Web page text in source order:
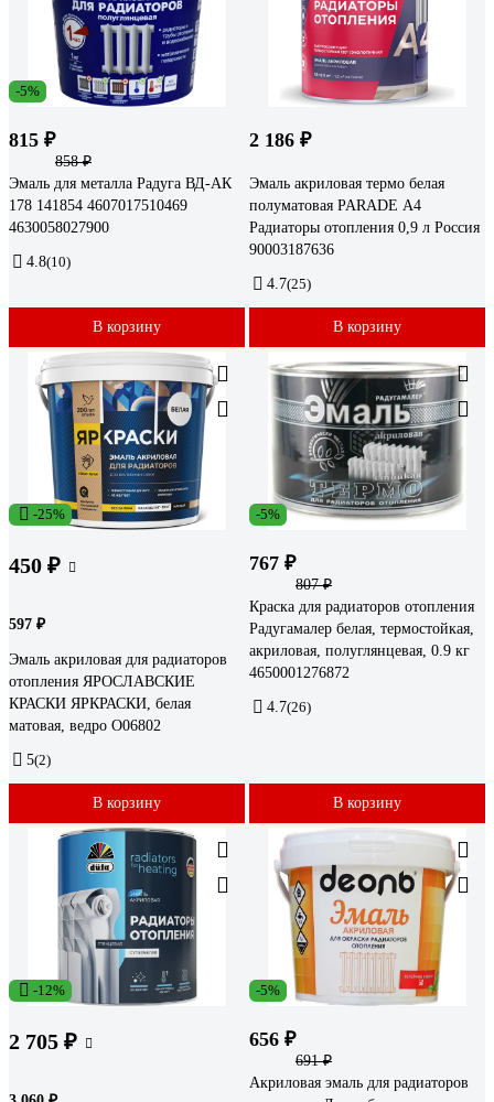
-5%
815 ₽
858 ₽
Эмаль для металла Радуга ВД-АК
178 141854 4607017510469
4630058027900
4.8(10)
В корзину
2 186 ₽
Эмаль акриловая термо белая
полуматовая PARADE А4
Радиаторы отопления 0,9 л Россия
90003187636
4.7(25)
В корзину
-25%
450 ₽
597 ₽
Эмаль акриловая для радиаторов
отопления ЯРОСЛАВСКИЕ
КРАСКИ ЯРКРАСКИ, белая
матовая, ведро О06802
5(2)
В корзину
-5%
767 ₽
807 ₽
Краска для радиаторов отопления
Радугамалер белая, термостойкая,
акриловая, полуглянцевая, 0.9 кг
4650001276872
4.7(26)
В корзину
-12%
2 705 ₽
-5%
656 ₽
691 ₽
Акриловая эмаль для радиаторов